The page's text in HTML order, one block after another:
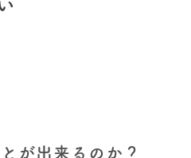
が出来るのか？